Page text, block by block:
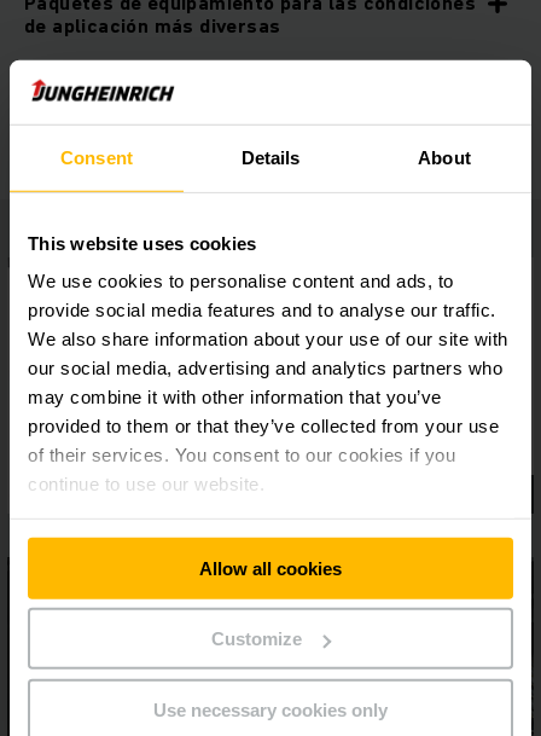
Consent Details About
This website uses cookies
We use cookies to personalise content and ads, to
provide social media features and to analyse our traffic.
We also share information about your use of our site with
our social media, advertising and analytics partners who
may combine it with other information that you’ve
provided to them or that they’ve collected from your use
of their services. You consent to our cookies if you
continue to use our website.
Allow all cookies
Customize
Use necessary cookies only
de aplicación más diversas
palanca de mando soloPILOT